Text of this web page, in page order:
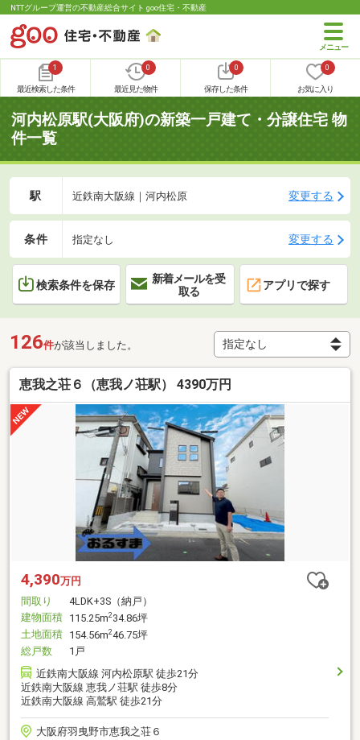
NTTグループ運営の不動産総合サイト goo住宅・不動産
1
最近検索した条件
0
最近見た物件
0
保存した条件
0
お気に入り
河内松原駅(大阪府)の新築一戸建て・分譲住宅 物
件一覧
駅 近鉄南大阪線｜河内松原 変更する
条件 指定なし 変更する
検索条件を保存
新着メールを受
取る
アプリで探す
126件が該当しました。
恵我之荘６（恵我ノ荘駅） 4390万円
4,390万円
間取り
4LDK+3S（納戸）
建物面積 115.25m234.86坪
土地面積 154.56m246.75坪
総戸数
1戸
近鉄南大阪線 河内松原駅 徒歩21分
近鉄南大阪線 恵我ノ荘駅 徒歩8分
近鉄南大阪線 高鷲駅 徒歩21分
大阪府羽曳野市恵我之荘６